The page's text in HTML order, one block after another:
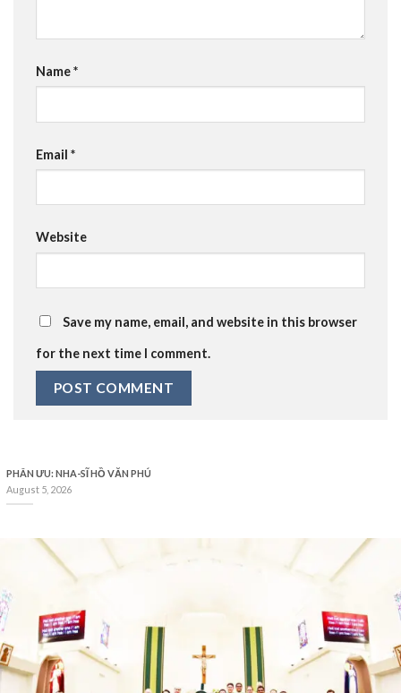
Name*
Email *
Website
Save my name, email, and website in this browser
for the next time I comment.
PHÂN ƯU: NHA-SĨ HỒ VĂN PHÚ
August 5, 2026